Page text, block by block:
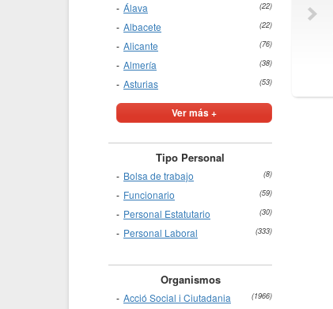
Álava (22)
Albacete (22)
Alicante (76)
Almería (38)
Asturias (53)
Ver más +
Tipo Personal
Bolsa de trabajo (8)
Funcionario (59)
Personal Estatutario (30)
Personal Laboral (333)
Organismos
Acció Social i Ciutadania (1966)